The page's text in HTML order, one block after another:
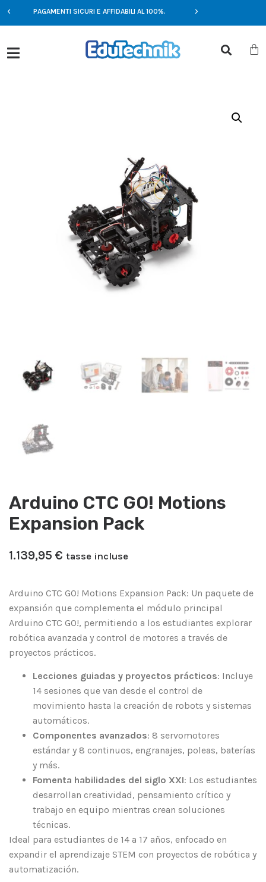
PAGAMENTI SICURI E AFFIDABILI AL 100%.
Arduino CTC GO! Motions
Expansion Pack
1.139,95 € tasse incluse
Arduino CTC GO! Motions Expansion Pack: Un paquete de
expansión que complementa el módulo principal
Arduino CTC GO!, permitiendo a los estudiantes explorar
robótica avanzada y control de motores a través de
proyectos prácticos.
Lecciones guiadas y proyectos prácticos: Incluye
14 sesiones que van desde el control de
movimiento hasta la creación de robots y sistemas
automáticos.
Componentes avanzados: 8 servomotores
estándar y 8 continuos, engranajes, poleas, baterías
y más.
Fomenta habilidades del siglo XXI: Los estudiantes
desarrollan creatividad, pensamiento crítico y
trabajo en equipo mientras crean soluciones
técnicas.
Ideal para estudiantes de 14 a 17 años, enfocado en
expandir el aprendizaje STEM con proyectos de robótica y
automatización.